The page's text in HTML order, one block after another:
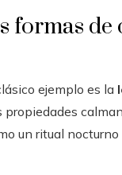
formas de
ejemplo es la
propiedades
un ritual